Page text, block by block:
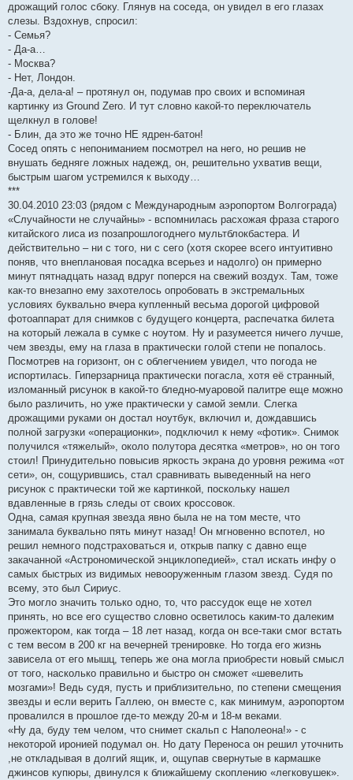
дрожащий голос сбоку. Глянув на соседа, он увидел в его глазах
слезы. Вздохнув, спросил:
- Семья?
- Да-а…
- Москва?
- Нет, Лондон.
-Да-а, дела-а! – протянул он, подумав про своих и вспоминая
картинку из Ground Zero. И тут словно какой-то переключатель
щелкнул в голове!
- Блин, да это же точно НЕ ядрен-батон!
Сосед опять с непониманием посмотрел на него, но решив не
внушать бедняге ложных надежд, он, решительно ухватив вещи,
быстрым шагом устремился к выходу…
***
30.04.2010 23:03 (рядом с Международным аэропортом Волгограда)
«Случайности не случайны» - вспомнилась расхожая фраза старого
китайского лиса из позапрошлогоднего мультблокбастера. И
действительно – ни с того, ни с сего (хотя скорее всего интуитивно
поняв, что внеплановая посадка всерьез и надолго) он примерно
минут пятнадцать назад вдруг поперся на свежий воздух. Там, тоже
как-то внезапно ему захотелось опробовать в экстремальных
условиях буквально вчера купленный весьма дорогой цифровой
фотоаппарат для снимков с будущего концерта, распечатка билета
на который лежала в сумке с ноутом. Ну и разумеется ничего лучше,
чем звезды, ему на глаза в практически голой степи не попалось.
Посмотрев на горизонт, он с облегчением увидел, что погода не
испортилась. Гиперзарница практически погасла, хотя её странный,
изломанный рисунок в какой-то бледно-муаровой палитре еще можно
было различить, но уже практически у самой земли. Слегка
дрожащими руками он достал ноутбук, включил и, дождавшись
полной загрузки «операционки», подключил к нему «фотик». Снимок
получился «тяжелый», около полутора десятка «метров», но он того
стоил! Принудительно повысив яркость экрана до уровня режима «от
сети», он, сощурившись, стал сравнивать выведенный на него
рисунок с практически той же картинкой, поскольку нашел
вдавленные в грязь следы от своих кроссовок.
Одна, самая крупная звезда явно была не на том месте, что
занимала буквально пять минут назад! Он мгновенно вспотел, но
решил немного подстраховаться и, открыв папку с давно еще
закачанной «Астрономической энциклопедией», стал искать инфу о
самых быстрых из видимых невооруженным глазом звезд. Судя по
всему, это был Сириус.
Это могло значить только одно, то, что рассудок еще не хотел
принять, но все его существо словно осветилось каким-то далеким
прожектором, как тогда – 18 лет назад, когда он все-таки смог встать
с тем весом в 200 кг на вечерней тренировке. Но тогда его жизнь
зависела от его мышц, теперь же она могла приобрести новый смысл
от того, насколько правильно и быстро он сможет «шевелить
мозгами»! Ведь судя, пусть и приблизительно, по степени смещения
звезды и если верить Галлею, он вместе с, как минимум, аэропортом
провалился в прошлое где-то между 20-м и 18-м веками.
«Ну да, буду тем челом, что снимет скальп с Наполеона!» - с
некоторой иронией подумал он. Но дату Переноса он решил уточнить
,не откладывая в долгий ящик, и, ощупав свернутые в кармашке
джинсов купюры, двинулся к ближайшему скоплению «легковушек».